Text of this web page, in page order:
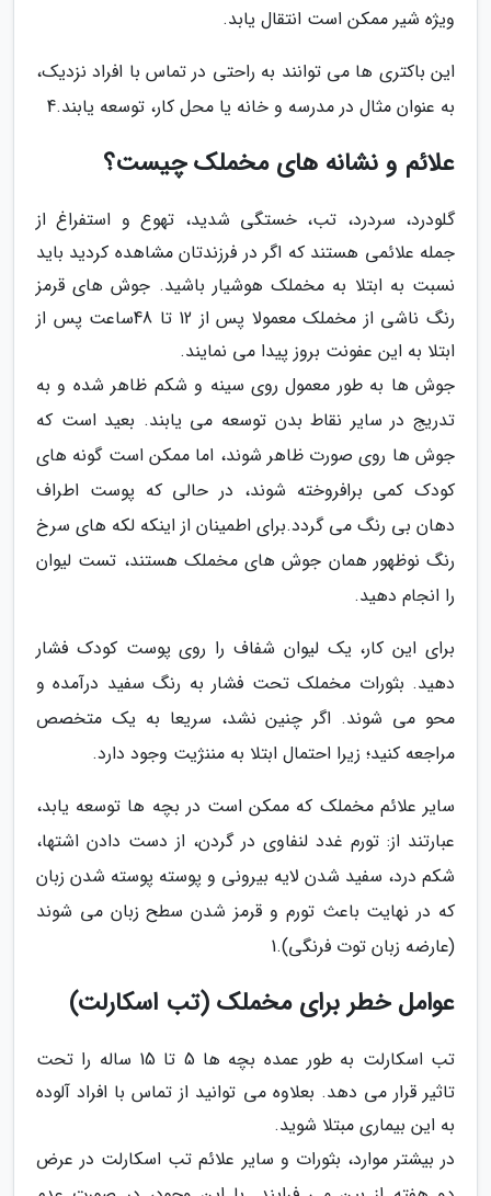
ویژه شیر ممکن است انتقال یابد.
این باکتری ها می توانند به راحتی در تماس با افراد نزدیک،
به عنوان مثال در مدرسه و خانه یا محل کار، توسعه یابند.4
علائم و نشانه های مخملک چیست؟
گلودرد، سردرد، تب، خستگی شدید، تهوع و استفراغ از
جمله علائمی هستند که اگر در فرزندتان مشاهده کردید باید
نسبت به ابتلا به مخملک هوشیار باشید. جوش های قرمز
رنگ ناشی از مخملک معمولا پس از 12 تا 48ساعت پس از
ابتلا به این عفونت بروز پیدا می نمایند.
جوش ها به طور معمول روی سینه و شکم ظاهر شده و به
تدریج در سایر نقاط بدن توسعه می یابند. بعید است که
جوش ها روی صورت ظاهر شوند، اما ممکن است گونه های
کودک کمی برافروخته شوند، در حالی که پوست اطراف
دهان بی رنگ می گردد.برای اطمینان از اینکه لکه های سرخ
رنگ نوظهور همان جوش های مخملک هستند، تست لیوان
را انجام دهید.
برای این کار، یک لیوان شفاف را روی پوست کودک فشار
دهید. بثورات مخملک تحت فشار به رنگ سفید درآمده و
محو می شوند. اگر چنین نشد، سریعا به یک متخصص
مراجعه کنید؛ زیرا احتمال ابتلا به مننژیت وجود دارد.
سایر علائم مخملک که ممکن است در بچه ها توسعه یابد،
عبارتند از: تورم غدد لنفاوی در گردن، از دست دادن اشتها،
شکم درد، سفید شدن لایه بیرونی و پوسته پوسته شدن زبان
که در نهایت باعث تورم و قرمز شدن سطح زبان می شوند
(عارضه زبان توت فرنگی).1
عوامل خطر برای مخملک (تب اسکارلت)
تب اسکارلت به طور عمده بچه ها 5 تا 15 ساله را تحت
تاثیر قرار می دهد. بعلاوه می توانید از تماس با افراد آلوده
به این بیماری مبتلا شوید.
در بیشتر موارد، بثورات و سایر علائم تب اسکارلت در عرض